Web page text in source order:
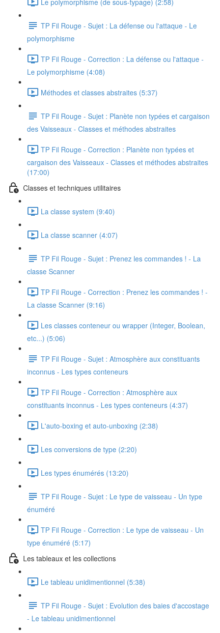
TP Fil Rouge - Sujet : La défense ou l'attaque - Le
polymorphisme
TP Fil Rouge - Correction : La défense ou l'attaque -
Le polymorphisme (4:08)
Méthodes et classes abstraites (5:37)
TP Fil Rouge - Sujet : Planète non typées et cargaison
des Vaisseaux - Classes et méthodes abstraites
TP Fil Rouge - Correction : Planète non typées et
cargaison des Vaisseaux - Classes et méthodes abstraites
(17:00)
Classes et techniques utilitaires
La classe system (9:40)
La classe scanner (4:07)
TP Fil Rouge - Sujet : Prenez les commandes ! - La
classe Scanner
TP Fil Rouge - Correction : Prenez les commandes ! -
La classe Scanner (9:16)
Les classes conteneur ou wrapper (Integer, Boolean,
etc...) (5:06)
TP Fil Rouge - Sujet : Atmosphère aux constituants
inconnus - Les types conteneurs
TP Fil Rouge - Correction : Atmosphère aux
constituants inconnus - Les types conteneurs (4:37)
L'auto-boxing et auto-unboxing (2:38)
Les conversions de type (2:20)
Les types énumérés (13:20)
TP Fil Rouge - Sujet : Le type de vaisseau - Un type
énuméré
TP Fil Rouge - Correction : Le type de vaisseau - Un
type énuméré (5:17)
Les tableaux et les collections
Le tableau unidimentionnel (5:38)
TP Fil Rouge - Sujet : Evolution des baies d'accostage
- Le tableau unidimentionnel